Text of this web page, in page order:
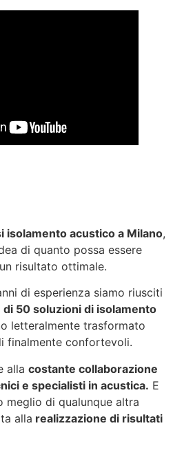
isolamento acustico a Milano,
di quanto possa essere
risultato ottimale.
di esperienza siamo riusciti
50 soluzioni di isolamento
letteralmente trasformato
finalmente confortevoli.
alla costante collaborazione
e specialisti in acustica. E
meglio di qualunque altra
alla realizzazione di risultati